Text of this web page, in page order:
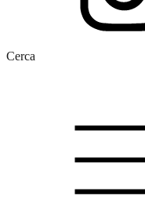
Cerca